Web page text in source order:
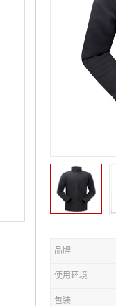
品牌
使用环境
包装